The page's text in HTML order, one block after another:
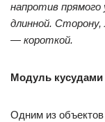
напротив прямого
длинной.
— короткой.
Модуль
Одним из объектов